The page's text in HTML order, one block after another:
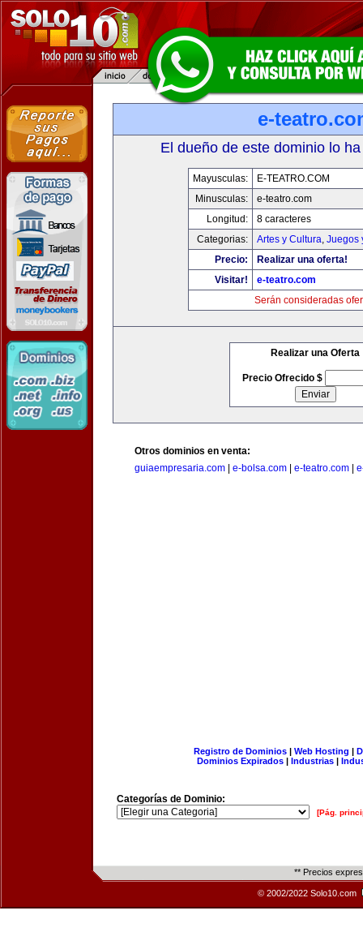
e-
El dueño de este dominio lo
Mayusculas:
E-TEATRO.COM
Minusculas:
e-teatro.com
Longitud:
8 caracteres
Categorias:
Artes y Cultura, Juegos
Precio:
Realizar una oferta!
Visitar!
e-teatro.com
Serán consideradas
Realizar una Oferta
Precio Ofrecido $
Otros dominios en venta:
guiaempresaria.com
e-bolsa.com e-teatro.com
Registro de Dominios| Web Hosting |
Dominios Expirados | Industrias |
Categorías de Dominio:
[Pág.
** Precios
© 2002/2022 Solo10.com